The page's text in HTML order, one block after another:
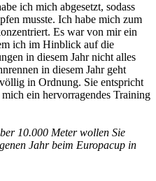
ich mich abgesetzt, sodass
musste. Ich habe mich zum
Es war von mir ein
ich im Hinblick auf die
in diesem Jahr nicht alles
in diesem Jahr geht
in Ordnung. Sie entspricht
ein hervorragendes Training
10.000 Meter wollen Sie
Jahr beim Europacup in